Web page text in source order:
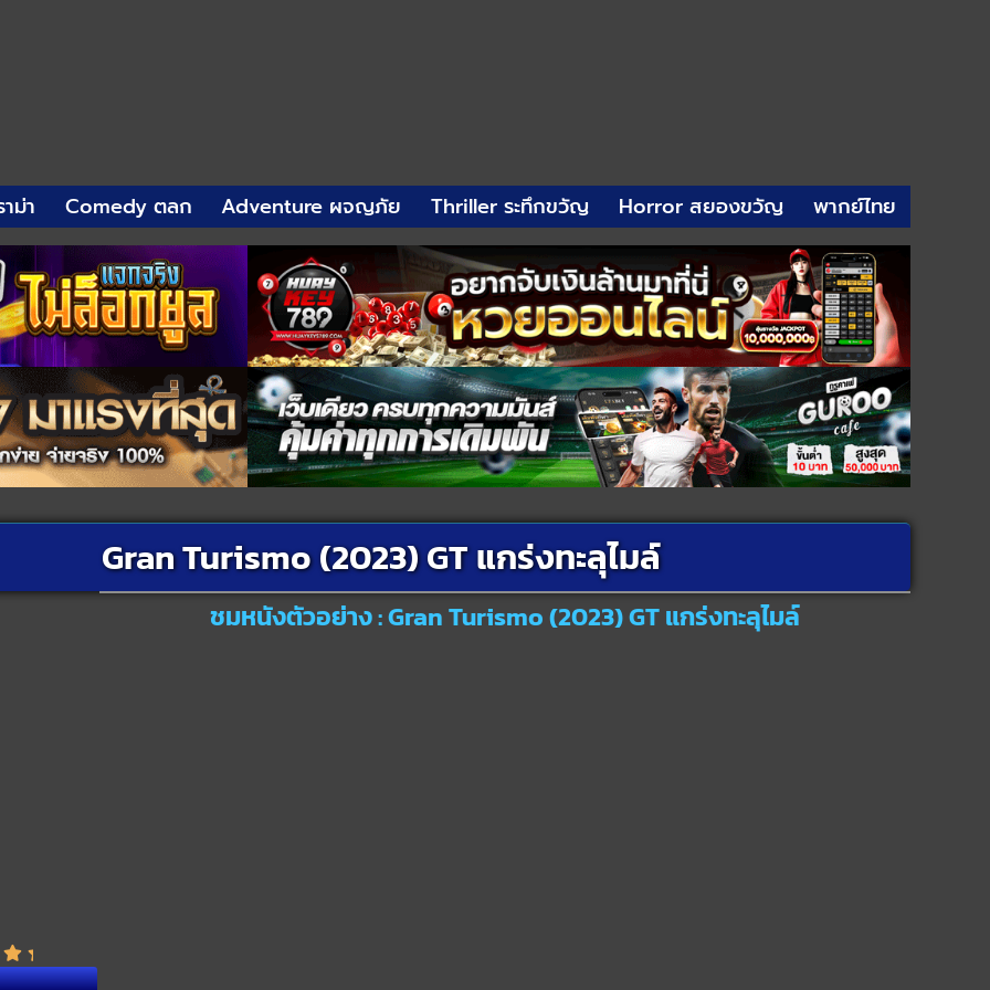
ม่า Comedy ตลก Adventure ผจญภัย Thriller ระทึกขวัญ Horror สยองขวัญ พากย์ไทย
Gran Turismo (2023) GT แกร่งทะลุไมล์
ชมหนังตัวอย่าง : Gran Turismo (2023) GT แกร่งทะลุไมล์